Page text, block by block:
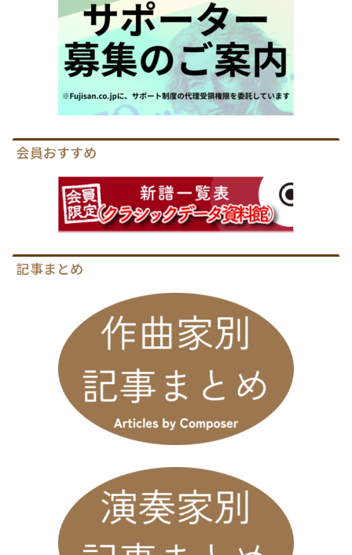
会員おすすめ
記事まとめ